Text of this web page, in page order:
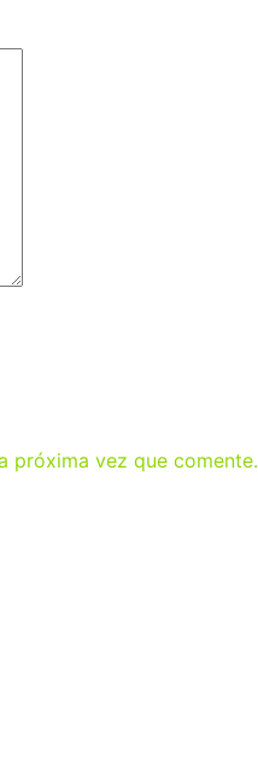
próxima vez que comente.